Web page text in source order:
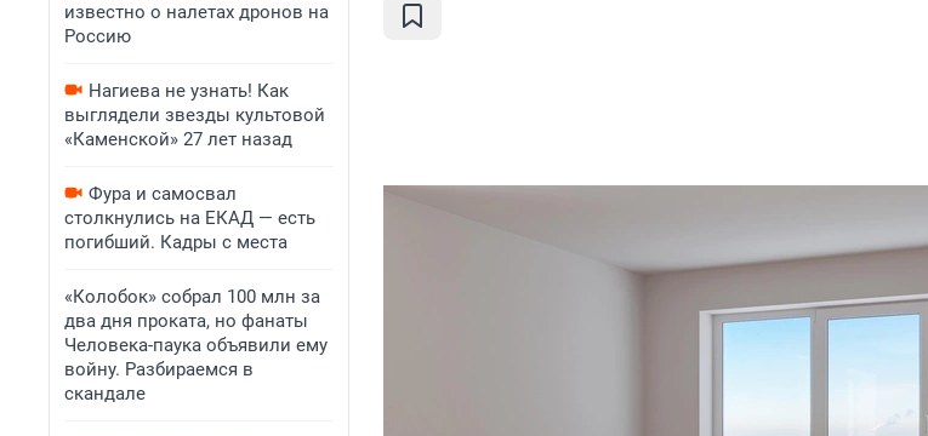
известно о налетах дронов на
Россию
Нагиева не узнать! Как
выглядели звезды культовой
«Каменской» 27 лет назад
Фура и самосвал
столкнулись на ЕКАД — есть
погибший. Кадры с места
«Колобок» собрал 100 млн за
два дня проката, но фанаты
Человека-паука объявили ему
войну. Разбираемся в
скандале